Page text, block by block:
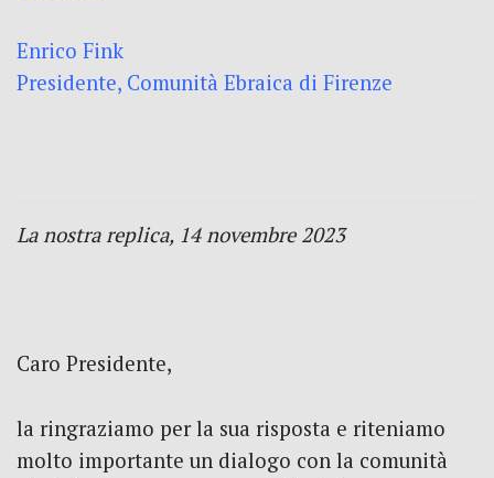
Enrico Fink
Presidente, Comunità Ebraica di Firenze
La nostra replica, 14 novembre 2023
Caro Presidente,
la ringraziamo per la sua risposta e riteniamo
molto importante un dialogo con la comunità